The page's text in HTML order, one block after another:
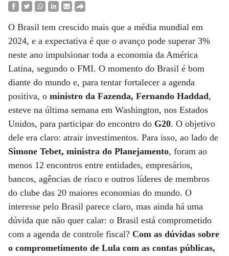
O Brasil tem crescido mais que a média mundial em
2024, e a expectativa é que o avanço pode superar 3%
neste ano impulsionar toda a economia da América
Latina, segundo o FMI. O momento do Brasil é bom
diante do mundo e, para tentar fortalecer a agenda
positiva, o ministro da Fazenda, Fernando Haddad,
esteve na última semana em Washington, nos Estados
Unidos, para participar do encontro do G20. O objetivo
dele era claro: atrair investimentos. Para isso, ao lado de
Simone Tebet, ministra do Planejamento, foram ao
menos 12 encontros entre entidades, empresários,
bancos, agências de risco e outros líderes de membros
do clube das 20 maiores economias do mundo. O
interesse pelo Brasil parece claro, mas ainda há uma
dúvida que não quer calar: o Brasil está comprometido
com a agenda de controle fiscal? Com as dúvidas sobre
o comprometimento de Lula com as contas públicas,